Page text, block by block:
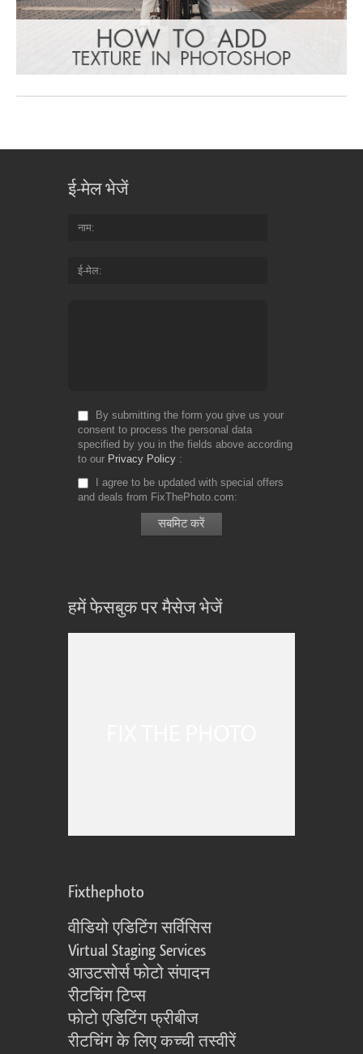
ई-मेल भेजें
नाम
ई-मेल
By submitting the form you give us your
consent to process the personal data
specified by you in the fields above according
to our Privacy Policy
I agree to be updated with special offers
and deals from FixThePhoto.com
हमें फेसबुक पर मैसेज भेजें
Fixthephoto
वीडियो एडिटिंग सर्विसिस
Virtual Staging Services
आउटसोर्स फोटो संपादन
रीटचिंग टिप्स
फोटो एडिटिंग फ्रीबीज
रीटचिंग के लिए कच्ची तस्वीरें